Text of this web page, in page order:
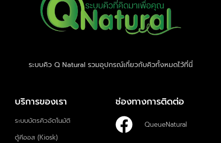
ระบบคิว Q Natural รวมอุปกรณ์เกี่ยวกับคิวทั้งหมดไว้ที่นี่
บริการของเรา
ระบบบัตรคิวอัตโนมัติ
ตู้คีออส (Kiosk)
ช่องทางการติดต่อ
QueueNatural